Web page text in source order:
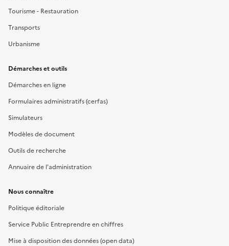
Tourisme - Restauration
Transports
Urbanisme
Démarches et outils
Démarches en ligne
Formulaires administratifs (cerfas)
Simulateurs
Modèles de document
Outils de recherche
Annuaire de l'administration
Nous connaître
Politique éditoriale
Service Public Entreprendre en chiffres
Mise à disposition des données (open data)